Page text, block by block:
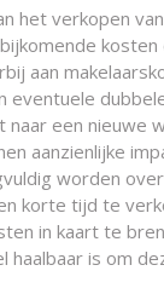
het verkopen
kosten
aan
eventuele
een nieuwe
aanzienlijke
worden
korte tijd te
in kaart te
haalbaar is om